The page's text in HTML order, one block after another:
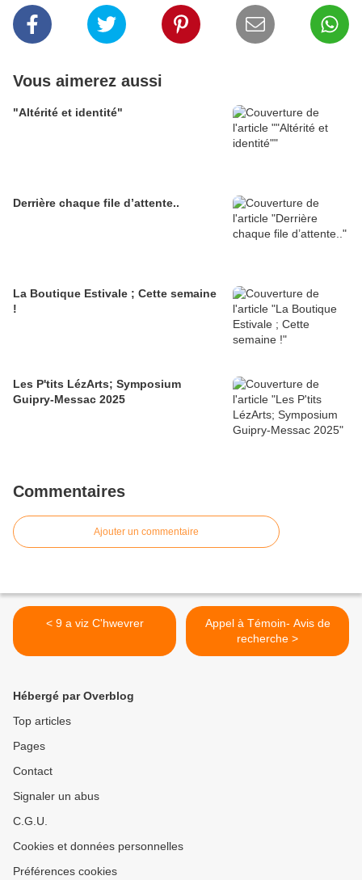
Vous aimerez aussi
"Altérité et identité"
Derrière chaque file d’attente..
La Boutique Estivale ; Cette semaine
!
Les P'tits LézArts; Symposium
Guipry-Messac 2025
Commentaires
Ajouter un commentaire
< 9 a viz C'hwevrer
Appel à Témoin- Avis de
recherche >
Hébergé par Overblog
Top articles
Pages
Contact
Signaler un abus
C.G.U.
Cookies et données personnelles
Préférences cookies